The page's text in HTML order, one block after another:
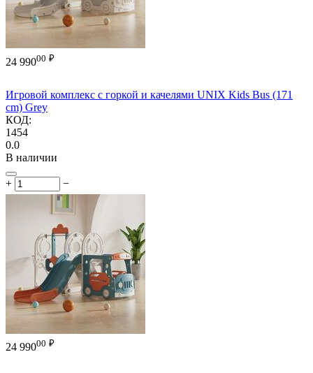
24 99000 ₽
Игровой комплекс с горкой и качелями UNIX Kids Bus (171
cm) Grey
КОД:
1454
0.0
В наличии
+ −
24 99000 ₽